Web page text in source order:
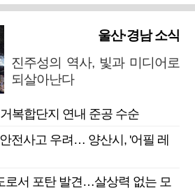
울산·경남 소식
진주성의 역사, 빛과 미디어로
되살아난다
복합단지 연내 준공 수순
전사고 우려… 양산시, '어필 레
로서 포탄 발견…살상력 없는 모